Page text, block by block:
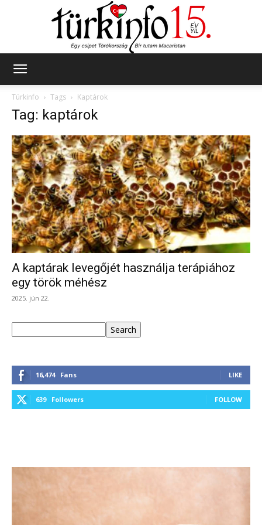
Türkinfo
Tags Kaptárok
Tag: kaptárok
A kaptárak levegőjét használja terápiához
egy török méhész
2025. jún 22.
Search
16,474 Fans LIKE
639 Followers FOLLOW